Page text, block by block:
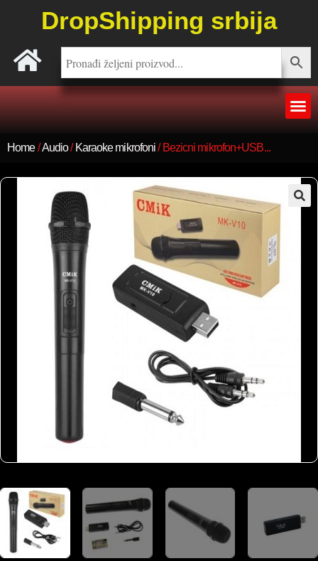
DropShipping srbija
Home/Audio/ Karaoke mikrofoni/ Bezicni mikrofon+USB...